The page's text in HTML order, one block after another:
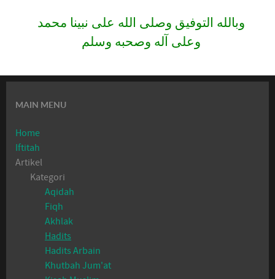
وبالله التوفيق وصلى الله على نبينا محمد
وعلى آله وصحبه وسلم
MAIN MENU
Home
Iftitah
Artikel
Kategori
Aqidah
Fiqh
Akhlak
Hadits
Hadits Arbain
Khutbah Jum'at